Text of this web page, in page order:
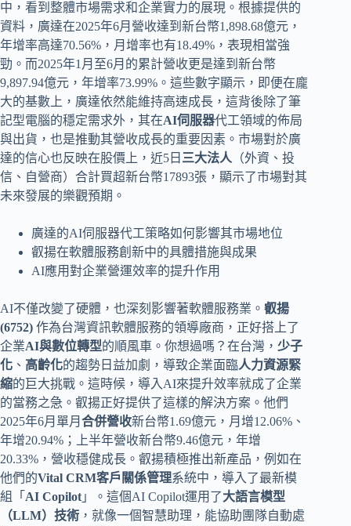
中，看到整體市場需求和企業實力的展現。根據提供的
資料，廣達在2025年6月營收達到新台幣1,898.68億元，
年增率高達70.56%，月增率也有18.49%，表現相當強
勁。而2025年1月至6月的累計營收更是達到新台幣
9,897.94億元，年增率73.99%。這些數字顯示，即便在龐
大的基數上，廣達依然能維持高速成長，這背後除了筆
記型電腦的穩定需求外，其在AI伺服器代工領域的佈局
與出貨，也是推動其營收成長的重要因素。市場對於廣
達的信心也反映在股價上，近5日 三大法人 （外資、投
信、自營商）合計買超新台幣17893張，顯示了市場對其
未來發展的樂觀預期。
廣達的AI伺服器代工策略如何影響其市場地位
叡揚在軟體服務創新中的具體措施與成果
AI應用對企業營運效率的提升作用
AI不僅改變了硬體，也深刻影響著軟體服務業。 叡揚
(6752) 作為台灣資訊軟體服務的領導廠商，正好搭上了
企業AI與數位轉型的順風車。你想過嗎？在台灣， 少子
化 、 高齡化的趨勢日益加劇，導致企業面臨人力資源緊
縮的巨大挑戰。這時候，導入AI來提升效率就成了企業
的當務之急。叡揚正好提供了這樣的解決方案。他們
2025年6月單月 合併營收新台幣1.69億元，月增12.06%、
年增20.94%；上半年營收新台幣9.46億元，年增
20.33%，營收穩健成長。叡揚積極推出新產品，例如在
他們的Vital CRM客戶關係管理系統中，導入了最新模
組「 AI Copilot 」。這個AI Copilot運用了大語言模型
（LLM）技術 ，就像一個智慧助理，能協助團隊自動處